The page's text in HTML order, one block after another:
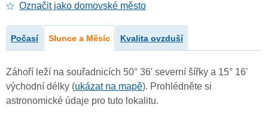
Označit jako domovské město
Počasí Slunce a Měsíc Kvalita ovzduší
Záhoří leží na souřadnicích 50° 36' severní šířky a 15° 16'
východní délky (ukázat na mapě). Prohlédněte si
astronomické údaje pro tuto lokalitu.